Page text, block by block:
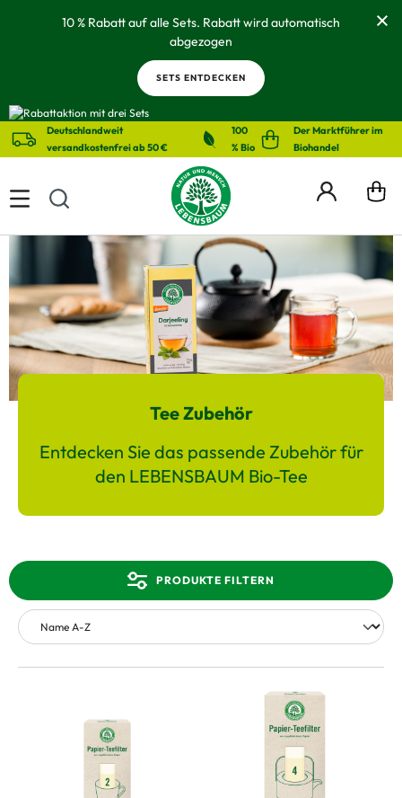
springen10 % Rabatt auf alle Sets. Rabatt wird automatisch
abgezogen
SETS ENTDECKEN
Deutschlandweit
versandkostenfrei ab 50 €
100
% Bio
Der Marktführer im
Biohandel
Tee Zubehör
Entdecken Sie das passende Zubehör für
den LEBENSBAUM Bio-Tee
PRODUKTE FILTERN